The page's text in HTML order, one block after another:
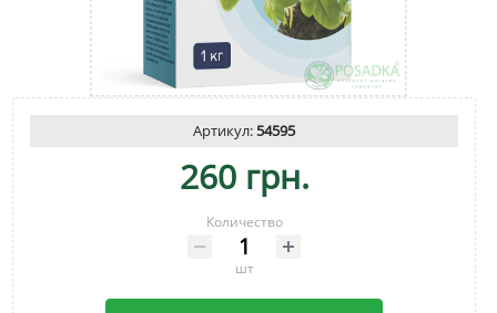
Артикул:54595
260 грн.
Количество
шт